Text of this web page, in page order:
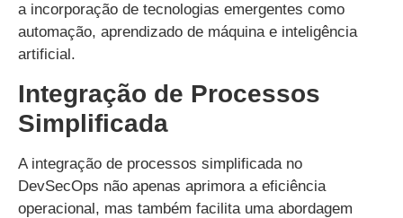
a incorporação de tecnologias emergentes como
automação, aprendizado de máquina e inteligência
artificial.
Integração de Processos
Simplificada
A integração de processos simplificada no
DevSecOps não apenas aprimora a eficiência
operacional, mas também facilita uma abordagem